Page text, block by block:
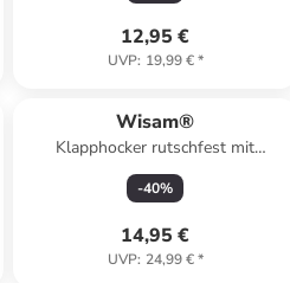
12,95 €
UVP: 19,99 €*
Wisam®
Klapphocker rutschfest mit
Fußstütze 24x19 cm
-40%
14,95 €
UVP: 24,99 €*